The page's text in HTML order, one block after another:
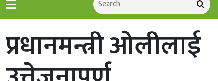
प्रधानमन्त्री ओलीलाई